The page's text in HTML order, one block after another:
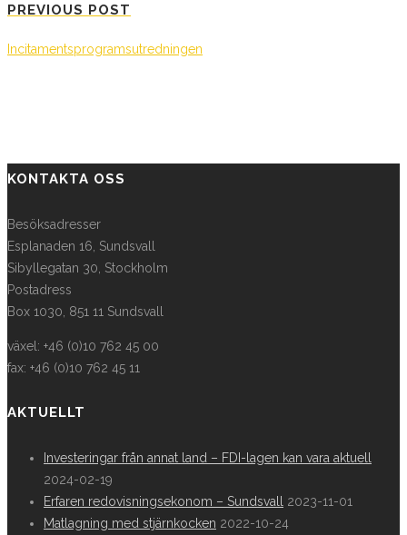
PREVIOUS POST
Incitamentsprogramsutredningen
KONTAKTA OSS
Besöksadresser
Esplanaden 16, Sundsvall
Sibyllegatan 30, Stockholm
Postadress
Box 1030, 851 11 Sundsvall
växel: +46 (0)10 762 45 00
fax: +46 (0)10 762 45 11
AKTUELLT
Investeringar från annat land – FDI-lagen kan vara aktuell
2024-02-19
Erfaren redovisningsekonom – Sundsvall
2023-11-01
Matlagning med stjärnkocken 2022-10-24